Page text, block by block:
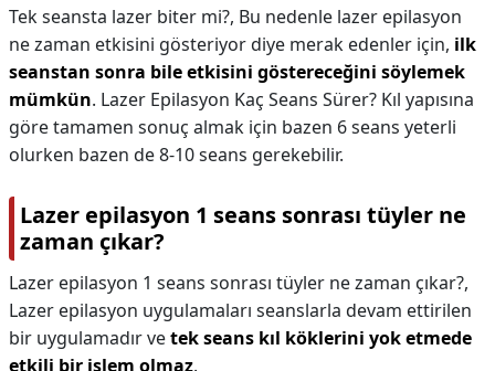
Tek seansta lazer biter mi?, Bu nedenle lazer epilasyon
ne zaman etkisini gösteriyor diye merak edenler için, ilk
seanstan sonra bile etkisini göstereceğini söylemek
mümkün. Lazer Epilasyon Kaç Seans Sürer? Kıl yapısına
göre tamamen sonuç almak için bazen 6 seans yeterli
olurken bazen de 8-10 seans gerekebilir.
Lazer epilasyon 1 seans sonrası tüyler ne
zaman çıkar?
Lazer epilasyon 1 seans sonrası tüyler ne zaman çıkar?,
Lazer epilasyon uygulamaları seanslarla devam ettirilen
bir uygulamadır vetek seans kıl köklerini yok etmede
etkili bir işlem olmaz.